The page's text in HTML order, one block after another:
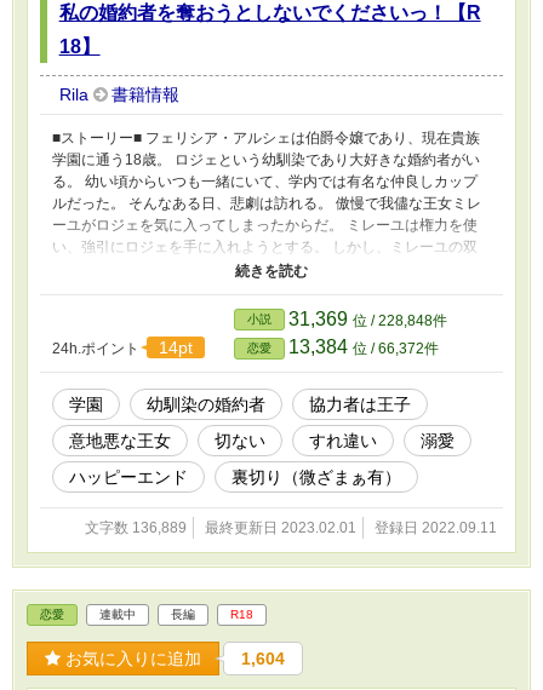
私の婚約者を奪おうとしないでくださいっ！【R
18】
Rila 書籍情報
■ストーリー■ フェリシア・アルシェは伯爵令嬢であり、現在貴族
学園に通う18歳。 ロジェという幼馴染であり大好きな婚約者がい
る。 幼い頃からいつも一緒にいて、学内では有名な仲良しカップ
ルだった。 そんなある日、悲劇は訪れる。 傲慢で我儘な王女ミレ
ーユがロジェを気に入ってしまったからだ。 ミレーユは権力を使
い、強引にロジェを手に入れようとする。 しかし、ミレーユの双
子の弟であるエルネストは、姉の日頃からの目に余る行動にうんざ
て……。 ＊＊補足説明＊＊ R18作品ですのでご注意ください。 前
戯～本番に※を付けています（キスや軽いスキンシップには入れて
いません） 気分転換に書き始めた短編になります。 他の作品の合
間に書いて行こうと思っています。 2022.09.14 新しいプロットが
取り合えず完成したので、引き続き更新していこうと思います。
基本的な設定はそのままに、結末とそれに向けての道筋を変えまし
た。 タグも一部変更しました。 多少は楽しめる要素が入っていれ
ばいいのですが（汗） ざまあも少しだけ入る予定です。
24h.ポイント 14pt
小説 31,369 位 / 228,848件
恋愛 13,384 位 / 66,372件
学園 幼馴染の婚約者
協力者は王子
意地悪な王女
切ない すれ違い
溺愛
ハッピーエンド
裏切り（微ざまぁ有）
文字数 136,889 最終更新日 2023.02.01 登録日 2022.09.11
恋愛 連載中 長編 R18
お気に入りに追加 1,604